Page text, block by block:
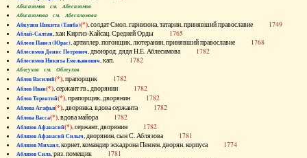
Абисаломов см. Абесаломов
Абисаломова см. Абесаломова
Абкузин Никита (Танба)(*), солдат Смол. гарнизона, татарин, принявший православие 1749
Аблай-Салтан, хан Киргиз-Кайсац. Средней Орды 1765
Аблеев Павел (Юрас), артиллер. погонщик, лютеранин, принявший православие 1768
Аблесимов Денис Петрович, двоюрод. дядя Н.Е. Аблесимова 1782
Аблесимов Никита Емельянович, кап. 1782
Аблеухов см. Облеухов
Аблов Василий(*), прапорщик 1782
Аблов Иван(*), сержант гв., дворянин 1782
Аблов Терентий(*), прапорщик, дворянин 1782
Аблова Агафья(*), дворянка, вдова сержанта 1782
Аблова Васса(*), вдова майора 1782
Аблязов Афанасий(*), сержант, дворянин 1782
Аблязов Афанасий Силыч, дворянин, сын С. Аблязова 1781
Аблязов Михаил, корнет, командир эскадрона Пензен. дворян. корпуса 1774
Аблязов Сила, ряз. помещик 1781